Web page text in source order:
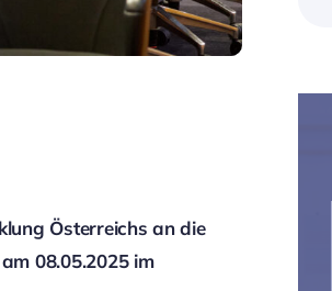
Österreichs an die
08.05.2025 im